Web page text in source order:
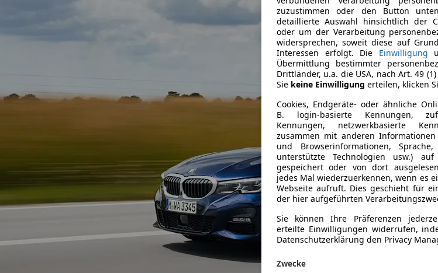
zuzustimmen oder den Button
detaillierte Auswahl hinsichtlich der
oder um der Verarbeitung
widersprechen, soweit diese auf
Interessen erfolgt. Die Einwilligung
Übermittlung bestimmter
Drittländer, u.a. die USA, nach Art. 49 (1)
Sie keine Einwilligung erteilen, klicken
Cookies, Endgeräte- oder ähnliche
B. login-basierte Kennungen,
Kennungen, netzwerkbasierte
zusammen mit anderen
und Browserinformationen, Sprache,
unterstützte Technologien usw.)
gespeichert oder von dort
jedes Mal wiederzuerkennen, wenn es
Webseite aufruft. Dies geschieht für
der hier aufgeführten
Sie können Ihre Präferenzen
erteilte Einwilligungen widerrufen,
Datenschutzerklärung den Privacy
Zwecke